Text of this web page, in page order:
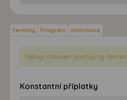
Termíny Program Informace
Nebyl nalezen dostupný termín.
Konstantní příplatky